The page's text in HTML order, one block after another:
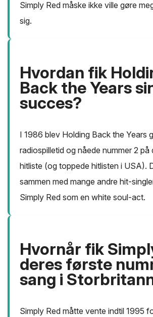
Simply Red måske ikke ville gøre
sig.
Hvordan fik
Back the Years
succes?
I 1986 blev Holding Back the Years
radiospilletid og nåede nummer 2 på
hitliste (og toppede hitlisten i USA).
sammen med mange andre hit-
Simply Red som en white soul-act.
Hvornår fik
deres første
sang i
Simply Red måtte vente indtil 1995